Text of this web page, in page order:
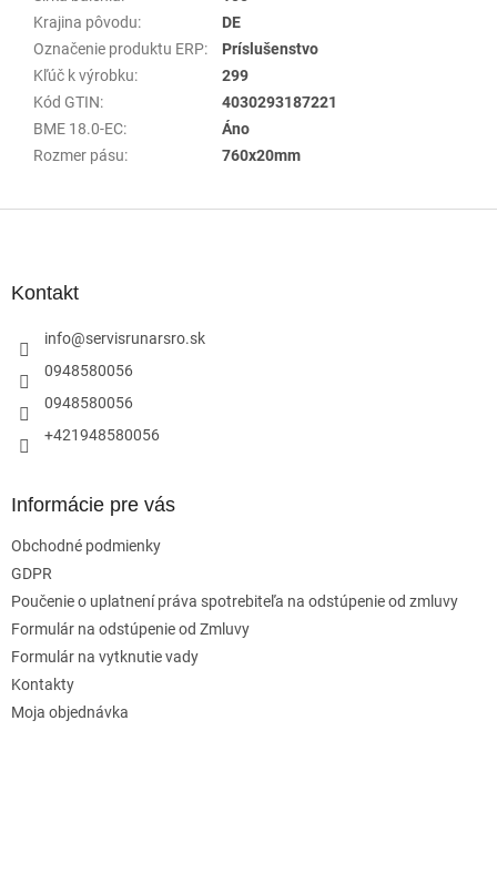
Krajina pôvodu:
DE
Označenie produktu ERP:
Príslušenstvo
Kľúč k výrobku:
299
Kód GTIN:
4030293187221
BME 18.0-EC:
Áno
Rozmer pásu: 760x20mm
Kontakt
info@servisrunarsro.sk
0948580056
0948580056
+421948580056
Informácie pre vás
Obchodné podmienky
GDPR
Poučenie o uplatnení práva spotrebiteľa na odstúpenie od zmluvy
Formulár na odstúpenie od Zmluvy
Formulár na vytknutie vady
Kontakty
Moja objednávka